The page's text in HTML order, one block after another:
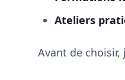
Ateliers
Avant de